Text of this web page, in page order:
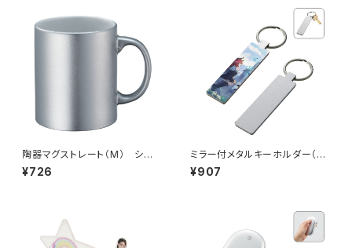
陶器マグストレート（M） シル
バー MG
¥726
ミラー付メタルキーホルダー（ス
¥907